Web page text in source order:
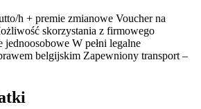
h + premie zmianowe Voucher na
skorzystania z firmowego
W pełni legalne
belgijskim Zapewniony transport –